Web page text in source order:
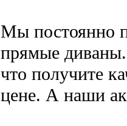
Мы постоянно
прямые
что получите
цене. А наши